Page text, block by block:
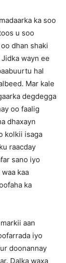
ka soo
u soo
dhan shaki
wayn ee
hal
Mar kale
degdegga
oo faalig
dhaxayn
kolkii isaga
raacday
sano iyo
kaa
ka
aan
iyo
doonannay
Dalka waxa